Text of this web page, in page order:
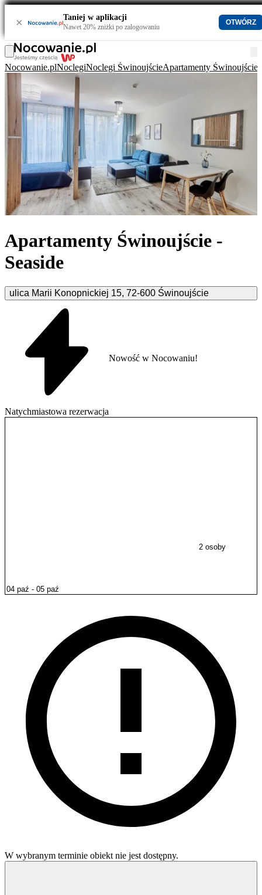
× Taniej w aplikacji
Nawet 20% zniżki po zalogowaniu
OTWÓRZ
Nocowanie.plNoclegiNoclegi ŚwinoujścieApartamenty Świnoujście
Apartamenty Świnoujście -
Seaside
ulica Marii Konopnickiej 15, 72-600 Świnoujście
Natychmiastowa rezerwacja
Nowość w Nocowaniu!
2 osoby
W wybranym terminie obiekt nie jest dostępny.